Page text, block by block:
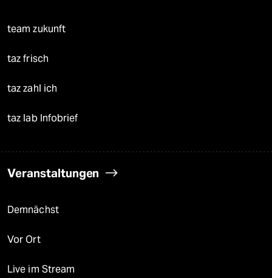
team zukunft
taz frisch
taz zahl ich
taz lab Infobrief
Veranstaltungen
Demnächst
Vor Ort
Live im Stream